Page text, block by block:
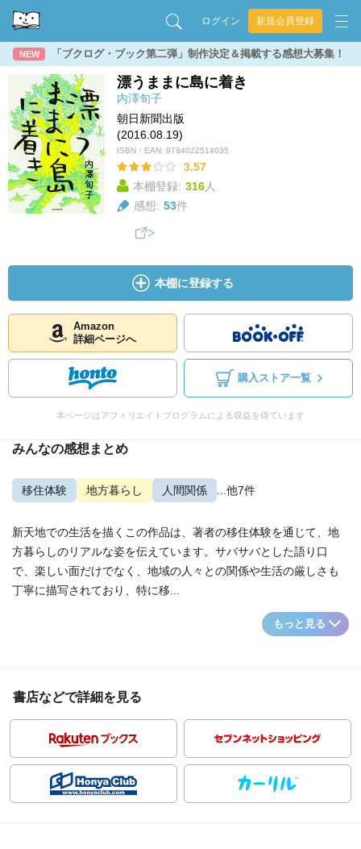
ログイン 新規会員登録
NEW 「ブクログ・ブック第二弾」制作決定＆掲載する感想大募集！
漂うままに島に着き
内澤旬子
朝日新聞出版
(2016.08.19)
ISBN・EAN: 9784022514035
3.57
本棚登録: 316人
感想: 53件
本棚に登録する
Amazon
詳細ページへ
購入ストア一覧
本ページはアフィリエイトプログラムによる収益を得ています
みんなの感想まとめ
移住体験 地方暮らし 人間関係 ...他7件
新天地での生活を描くこの作品は、著者の移住体験を通じて、地
方暮らしのリアルな姿を伝えています。サバサバとした語り口
で、楽しい面だけでなく、地域の人々との関係や生活の厳しさも
丁寧に描写されており、特に移...
もっと見る
書店などで詳細を見る